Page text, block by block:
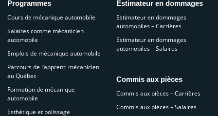
Programmes
Cours de mécanique automobile
Salaires comme mécanicien
automobile
Emplois de mécanique automobile
Parcours de l’apprenti mécanicien
au Québec
Formation de mécanique
automobile
Esthétique et polissage
Estimateur en dommages
Estimateur en dommages
automobiles – Carrières
Estimateur en dommages
automobiles – Salaires
Commis aux pièces
Commis aux pièces – Carrières
Commis aux pièces – Salaires